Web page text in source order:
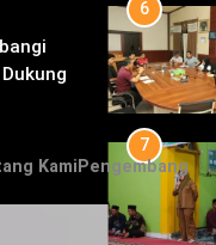
7
8
KamiPengembang